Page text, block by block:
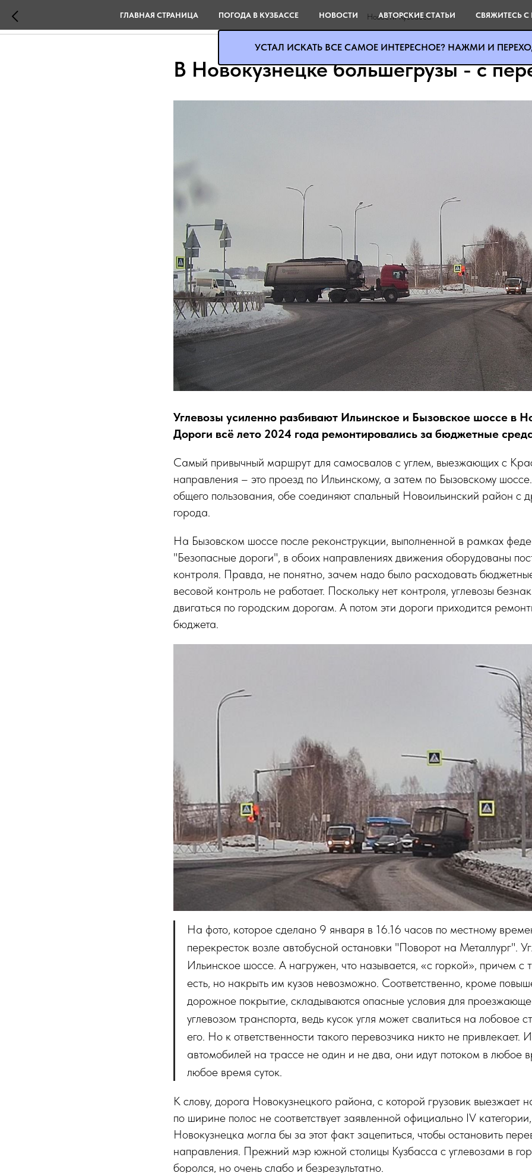
Новости Кузбасса
В Новокузнецке большегрузы - с
Углевозы усиленно разбивают Ильинское и Бызовское шоссе в
Дороги всё лето 2024 года ремонтировались за бюджетные
Самый привычный маршрут для самосвалов с углем, выезжающих с
направления – это проезд по Ильинскому, а затем по Бызовскому
общего пользования, обе соединяют спальный Новоильинский район с
города.
На Бызовском шоссе после реконструкции, выполненной в рамках
"Безопасные дороги", в обоих направлениях движения оборудованы
контроля. Правда, не понятно, зачем надо было расходовать
весовой контроль не работает. Поскольку нет контроля, углевозы
двигаться по городским дорогам. А потом эти дороги приходится
бюджета.
На фото, которое сделано 9 января в 16.16 часов по местному
перекресток возле автобусной остановки "Поворот на Металлург".
Ильинское шоссе. А нагружен, что называется, «с горкой», причем с
есть, но накрыть им кузов невозможно. Соответственно, кроме
дорожное покрытие, складываются опасные условия для
углевозом транспорта, ведь кусок угля может свалиться на лобовое
его. Но к ответственности такого перевозчика никто не привлекает.
автомобилей на трассе не один и не два, они идут потоком в любое
любое время суток.
К слову, дорога Новокузнецкого района, с которой грузовик выезжает
по ширине полос не соответствует заявленной официально IV
Новокузнецка могла бы за этот факт зацепиться, чтобы остановить
направления. Прежний мэр южной столицы Кузбасса с углевозами в
боролся, но очень слабо и безрезультатно.
ГЛАВНАЯ СТРАНИЦА ПОГОДА В КУЗБАССЕ НОВОСТИ АВТОРСКИЕ СТАТЬИ СВЯЖИТЕСЬ
УСТАЛ ИСКАТЬ ВСЕ САМОЕ ИНТЕРЕСНОЕ? НАЖМИ И